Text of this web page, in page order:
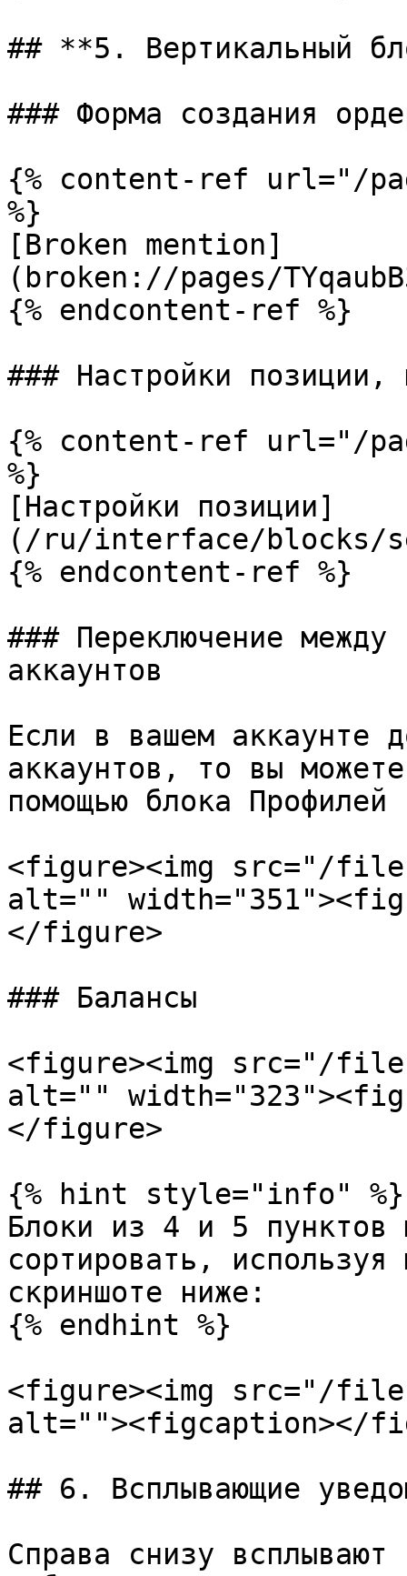
## **5. Вертикальный
### Форма создания
{% content-ref url="/
%}
[Broken mention]
(broken://pages/
{% endcontent-ref %}
### Настройки позиции,
{% content-ref url="/
%}
[Настройки позиции]
(/ru/interface/blocks/
{% endcontent-ref %}
### Переключение между
аккаунтов
Если в вашем аккаунте
аккаунтов, то вы
помощью блока Профилей
<figure><img src="/files/
alt=""
</figure>
### Балансы
<figure><img src="/files/
alt=""
</figure>
{% hint style="info" %}
Блоки из 4 и 5 пунктов
сортировать,
скриншоте ниже:
{% endhint %}
<figure><img src="/files/
alt=""><figcaption></
## 6. Всплывающие
Справа снизу